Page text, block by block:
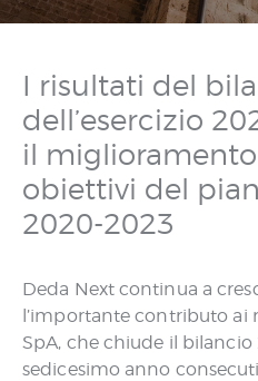
I risultati del
dell’esercizio
il
obiettivi del
2020-2023
Deda Next continua a
l’importante contributo ai
SpA, che chiude il
sedicesimo anno